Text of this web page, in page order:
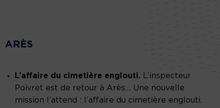
ARÈS
L’affaire du cimetière englouti. L’inspecteur
Poivret est de retour à Arès… Une nouvelle
mission l’attend : l’affaire du cimetière englouti.